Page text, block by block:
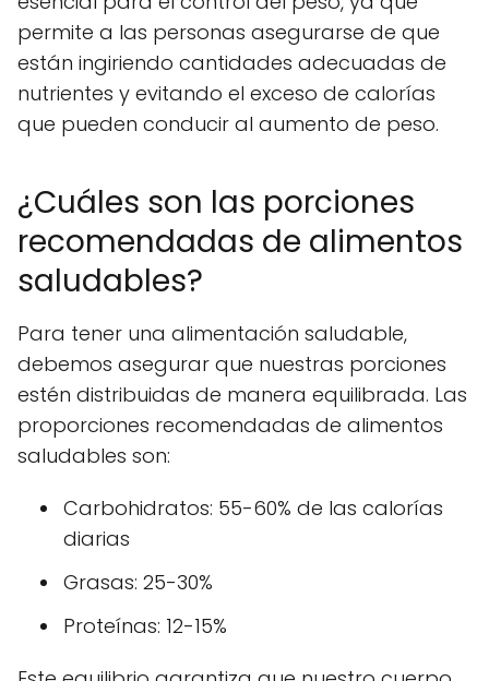
permite a las personas asegurarse de que
están ingiriendo cantidades adecuadas de
nutrientes y evitando el exceso de calorías
que pueden conducir al aumento de peso.
¿Cuáles son las porciones
recomendadas de alimentos
saludables?
Para tener una alimentación saludable,
debemos asegurar que nuestras porciones
estén distribuidas de manera equilibrada. Las
proporciones recomendadas de alimentos
saludables son:
Carbohidratos: 55-60% de las calorías
diarias
Grasas: 25-30%
Proteínas: 12-15%